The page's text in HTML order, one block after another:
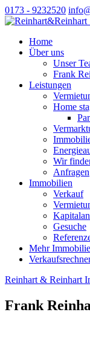
0173 - 9232520
Home
Über uns
Unser
Frank
Leistungen
Home
Wir
Anfragen
Immobilien
Verkauf
Gesuche
Mehr
Reinhart & Reinhart
Frank